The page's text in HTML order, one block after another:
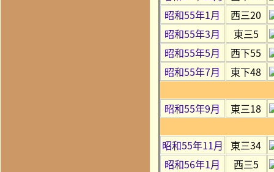
昭和55年1月
西三20
昭和55年3月
東三5
昭和55年5月
西下55
昭和55年7月
東下48
昭和55年9月 東三18
昭和55年11月
東三34
昭和56年1月
西三5